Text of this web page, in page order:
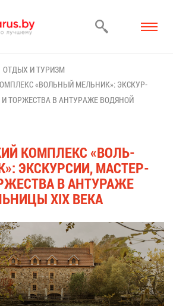
ОТ­ДЫХ И ТУ­РИЗМ
«ВОЛЬ­НЫЙ МЕЛЬ­НИК»: ЭКС­КУР­
ТОР­ЖЕ­СТВА В АН­ТУ­РА­ЖЕ ВО­ДЯ­НОЙ
КОМ­ПЛЕКС «ВОЛЬ­
ЭКС­КУР­СИИ, МА­СТЕР-
В АН­ТУ­РА­ЖЕ
XIX ВЕ­КА